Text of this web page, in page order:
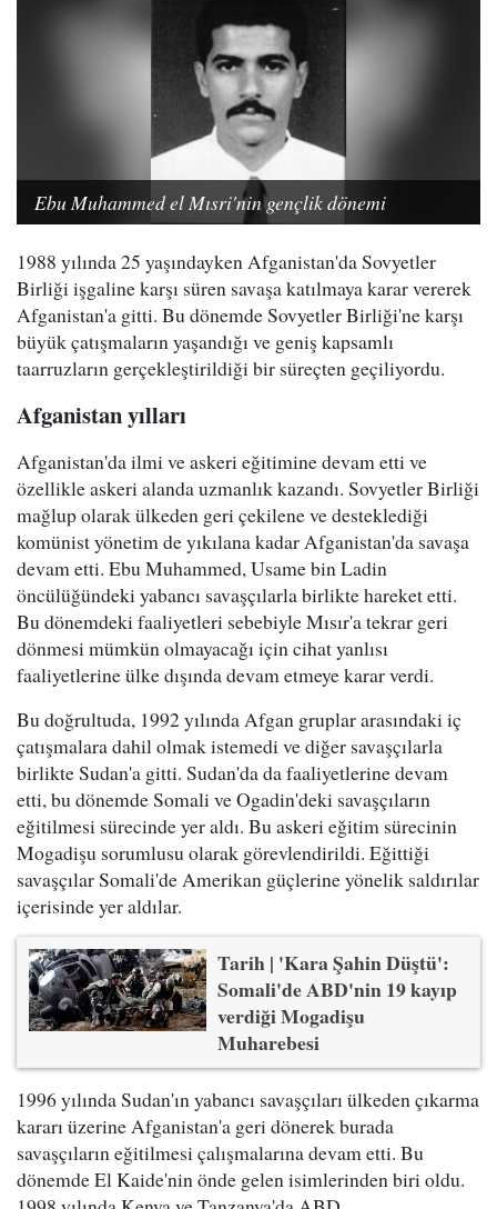
Ebu Muhammed el Mısri'nin gençlik dönemi
1988 yılında 25 yaşındayken Afganistan'da Sovyetler
Birliği işgaline karşı süren savaşa katılmaya karar vererek
Afganistan'a gitti. Bu dönemde Sovyetler Birliği'ne karşı
büyük çatışmaların yaşandığı ve geniş kapsamlı
taarruzların gerçekleştirildiği bir süreçten geçiliyordu.
Afganistan yılları
Afganistan'da ilmi ve askeri eğitimine devam etti ve
özellikle askeri alanda uzmanlık kazandı. Sovyetler Birliği
mağlup olarak ülkeden geri çekilene ve desteklediği
komünist yönetim de yıkılana kadar Afganistan'da savaşa
devam etti. Ebu Muhammed, Usame bin Ladin
öncülüğündeki yabancı savaşçılarla birlikte hareket etti.
Bu dönemdeki faaliyetleri sebebiyle Mısır'a tekrar geri
dönmesi mümkün olmayacağı için cihat yanlısı
faaliyetlerine ülke dışında devam etmeye karar verdi.
Bu doğrultuda, 1992 yılında Afgan gruplar arasındaki iç
çatışmalara dahil olmak istemedi ve diğer savaşçılarla
birlikte Sudan'a gitti. Sudan'da da faaliyetlerine devam
etti, bu dönemde Somali ve Ogadin'deki savaşçıların
eğitilmesi sürecinde yer aldı. Bu askeri eğitim sürecinin
Mogadişu sorumlusu olarak görevlendirildi. Eğittiği
savaşçılar Somali'de Amerikan güçlerine yönelik saldırılar
içerisinde yer aldılar.
Tarih | 'Kara Şahin Düştü':
Somali'de ABD'nin 19 kayıp
verdiği Mogadişu
Muharebesi
1996 yılında Sudan'ın yabancı savaşçıları ülkeden çıkarma
kararı üzerine Afganistan'a geri dönerek burada
savaşçıların eğitilmesi çalışmalarına devam etti. Bu
dönemde El Kaide'nin önde gelen isimlerinden biri oldu.